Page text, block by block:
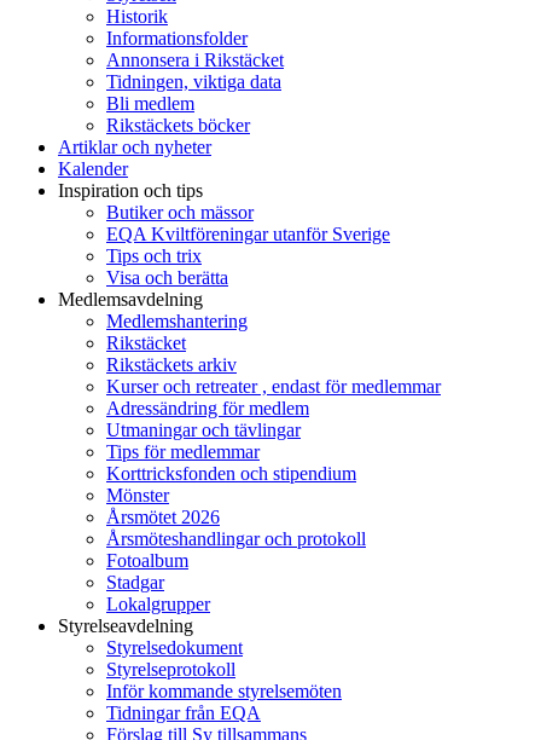
Historik
Informationsfolder
Annonsera i Rikstäcket
Tidningen, viktiga data
Bli medlem
Rikstäckets böcker
Artiklar och nyheter
Kalender
Inspiration och tips
Butiker och mässor
EQA Kviltföreningar utanför Sverige
Tips och trix
Visa och berätta
Medlemsavdelning
Medlemshantering
Rikstäcket
Rikstäckets arkiv
Kurser och retreater , endast för medlemmar
Adressändring för medlem
Utmaningar och tävlingar
Tips för medlemmar
Korttricksfonden och stipendium
Mönster
Årsmötet 2026
Årsmöteshandlingar och protokoll
Fotoalbum
Stadgar
Lokalgrupper
Styrelseavdelning
Styrelsedokument
Styrelseprotokoll
Inför kommande styrelsemöten
Tidningar från EQA
Förslag till Sy tillsammans